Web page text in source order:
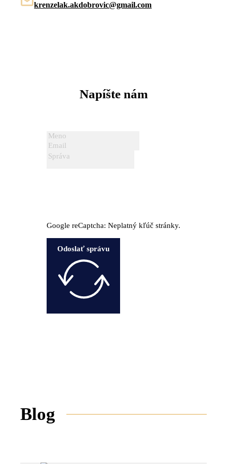
Napíšte nám
Google reCaptcha: Neplatný kľúč stránky.
Odoslať správu
krenzelak.akdobrovic@gmail.com
Blog